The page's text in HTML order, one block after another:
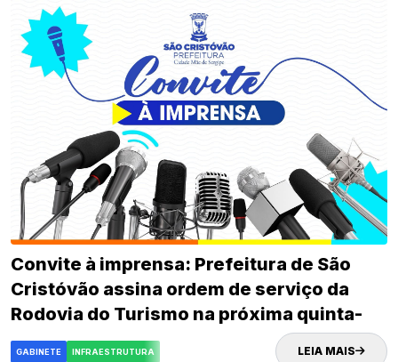
Convite à imprensa: Prefeitura de São
Cristóvão assina ordem de serviço da
Rodovia do Turismo na próxima quinta-
feira (02)
GABINETE INFRAESTRUTURA LEIA MAIS